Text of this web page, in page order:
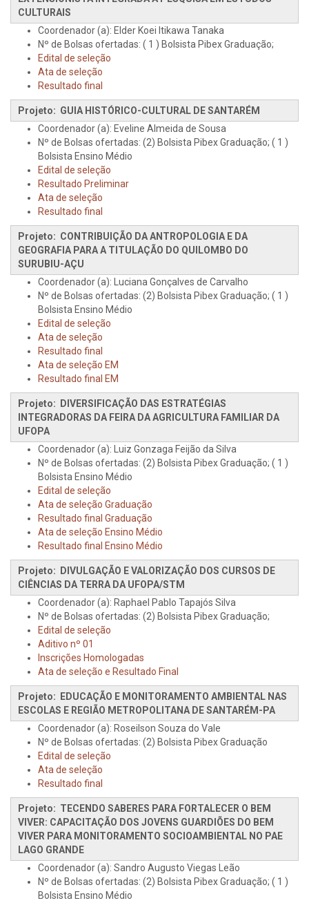
CULTURAIS
Coordenador (a): Elder Koei Itikawa Tanaka
Nº de Bolsas ofertadas: ( 1 ) Bolsista Pibex Graduação;
Edital de seleção
Ata de seleção
Resultado final
Projeto: GUIA HISTÓRICO-CULTURAL DE SANTARÉM
Coordenador (a): Eveline Almeida de Sousa
Nº de Bolsas ofertadas: (2) Bolsista Pibex Graduação; ( 1 )
Bolsista Ensino Médio
Edital de seleção
Resultado Preliminar
Ata de seleção
Resultado final
Projeto: CONTRIBUIÇÃO DA ANTROPOLOGIA E DA
GEOGRAFIA PARA A TITULAÇÃO DO QUILOMBO DO
SURUBIU-AÇU
Coordenador (a): Luciana Gonçalves de Carvalho
Nº de Bolsas ofertadas: (2) Bolsista Pibex Graduação; ( 1 )
Bolsista Ensino Médio
Edital de seleção
Ata de seleção
Resultado final
Ata de seleção EM
Resultado final EM
Projeto: DIVERSIFICAÇÃO DAS ESTRATÉGIAS
INTEGRADORAS DA FEIRA DA AGRICULTURA FAMILIAR DA
UFOPA
Coordenador (a): Luiz Gonzaga Feijão da Silva
Nº de Bolsas ofertadas: (2) Bolsista Pibex Graduação; ( 1 )
Bolsista Ensino Médio
Edital de seleção
Ata de seleção Graduação
Resultado final Graduação
Ata de seleção Ensino Médio
Resultado final Ensino Médio
Projeto: DIVULGAÇÃO E VALORIZAÇÃO DOS CURSOS DE
CIÊNCIAS DA TERRA DA UFOPA/STM
Coordenador (a): Raphael Pablo Tapajós Silva
Nº de Bolsas ofertadas: (2) Bolsista Pibex Graduação;
Edital de seleção
Aditivo nº 01
Inscrições Homologadas
Ata de seleção e Resultado Final
Projeto: EDUCAÇÃO E MONITORAMENTO AMBIENTAL NAS
ESCOLAS E REGIÃO METROPOLITANA DE SANTARÉM-PA
Coordenador (a): Roseilson Souza do Vale
Nº de Bolsas ofertadas: (2) Bolsista Pibex Graduação
Edital de seleção
Ata de seleção
Resultado final
Projeto: TECENDO SABERES PARA FORTALECER O BEM
VIVER: CAPACITAÇÃO DOS JOVENS GUARDIÕES DO BEM
VIVER PARA MONITORAMENTO SOCIOAMBIENTAL NO PAE
LAGO GRANDE
Coordenador (a): Sandro Augusto Viegas Leão
Nº de Bolsas ofertadas: (2) Bolsista Pibex Graduação; ( 1 )
Bolsista Ensino Médio